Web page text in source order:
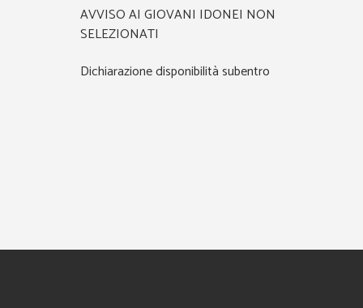
AVVISO AI GIOVANI IDONEI NON
SELEZIONATI
Dichiarazione disponibilità subentro